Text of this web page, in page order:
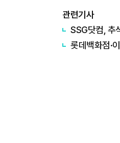
관련기사
SSG닷컴, 추
롯데백화점·